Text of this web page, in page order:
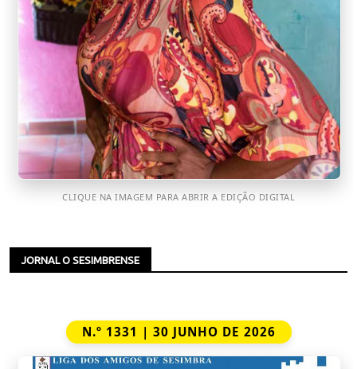
CLIQUE NA IMAGEM PARA ABRIR A EDIÇÃO DIGITAL
JORNAL O SESIMBRENSE
N.º 1331 | 30 JUNHO DE 2026